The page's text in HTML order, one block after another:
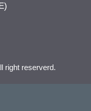
right reserverd.